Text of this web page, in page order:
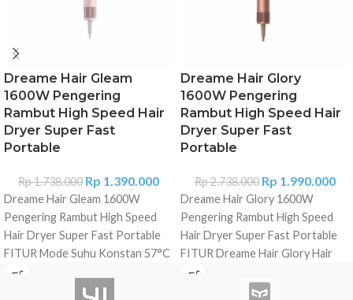
Dreame Hair Gleam
1600W Pengering
Rambut High Speed Hair
Dryer Super Fast
Portable
Rp1.738.000 Rp 1.390.000
Dreame Hair Gleam 1600W
Pengering Rambut High Speed
Hair Dryer Super Fast Portable
FITUR Mode Suhu Konstan 57°C
(Kuning): Suhu sempurna untuk
menghindari kerusakan akibat
Dreame Hair Glory
1600W Pengering
Rambut High Speed Hair
Dryer Super Fast
Portable
Rp2.738.000 Rp 1.990.000
Dreame Hair Glory 1600W
Pengering Rambut High Speed
Hair Dryer Super Fast Portable
FITUR Dreame Hair Glory Hair
Dryer merupakan inovasi terbaru
dalam perawatan dan penataan